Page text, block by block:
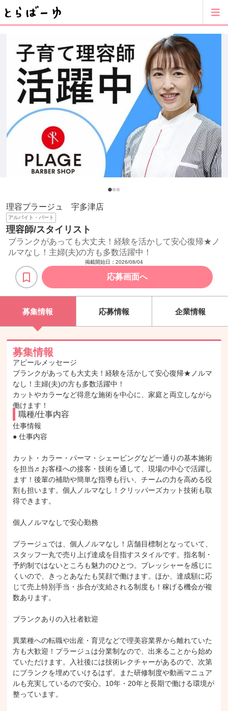
理容プラージュ 宇多津店
アルバイト・パート
理容師/スタイリスト
ブランクがあっても大丈夫！経験を活かして安心復帰★ノ
ルマなし！主婦(夫)の方も多数活躍中！
掲載開始日： 2026/08/04
応募画面へ
募集情報 応募情報 企業情報
募集情報
アピールメッセージ
ブランクがあっても大丈夫！経験を活かして安心復帰★ノルマ
なし！主婦(夫)の方も多数活躍中！
カットやカラーなど得意な施術を中心に、家庭と両立しながら
働けます！
職種/仕事内容
仕事情報
● 仕事内容
カット・カラー・パーマ・シェービングなど一通りの基本施術
を担当♬お客様への接客・技術を通して、現場の中心で活躍し
ます！後輩の補助や簡単な指導も行い、チームの力を高める役
割も担います。個人ノルマなし！クリッパーズカット技術も取
得できます。
個人ノルマなしで安心勤務
プラージュでは、個人ノルマなし！店舗目標制となっていて、
スタッフ一丸で売り上げ達成を目指すスタイルです。指名制・
予約制ではないところも魅力のひとつ。プレッシャーを感じに
くいので、きっとあなたも笑顔で働けます。ほか、達成額に応
じて売上特別手当・歩合が支給される制度も！稼げる機会が複
数あります。
ブランクありの入社者歓迎
異業種への転職や出産・育児などで理美容業界から離れていた
方も大歓迎！プラージュは分業制なので、出来ることから始め
ていただけます。入社後には技術レクチャーがあるので、次第
にブランクを埋めていけるはず。また研修制度や動画マニュア
ルも充実しているので安心。10年・20年と長期で働ける環境が
整っています。